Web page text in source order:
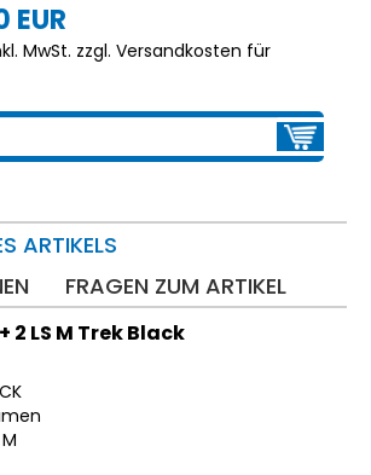
EUR
MwSt. zzgl. Versandkosten für
ARTIKELS
FRAGEN ZUM ARTIKEL
LS M Trek Black